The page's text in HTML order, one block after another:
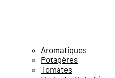
Aromatiques
Potagères
Tomates